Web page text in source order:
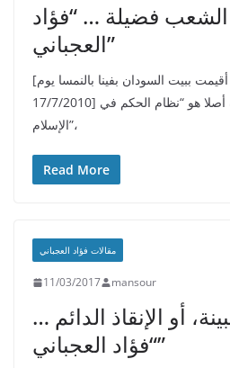
الشعب فضيلة … “فؤاد
العجباني”
[ملخص ندوة سياسية أقيمت ببيت السودان بفينا بالنمسا يوم
17/7/2010] كان موضوع هذه الندوة أصلا هو “نظام الحكم في
الإسلام”،
Read More
مقالات فؤاد العجباني
11/03/2017 mansour
أو الإنقاذ الدائم …
“فؤاد العجباني”